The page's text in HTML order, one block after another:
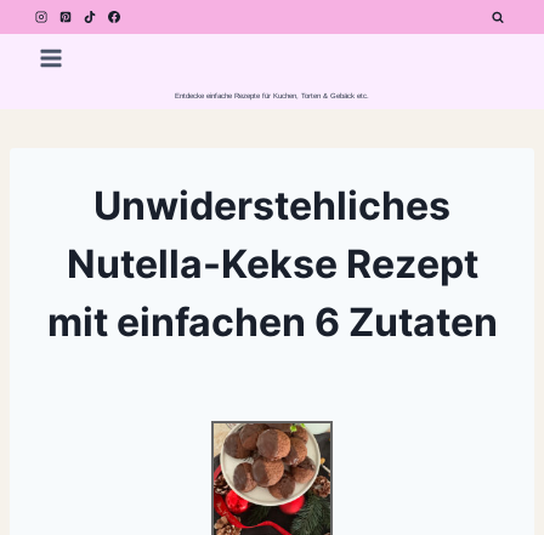
Zum
Inhalt
Entdecke einfache Rezepte für Kuchen, Torten & Gebäck etc.
Unwiderstehliches
Nutella-Kekse Rezept
mit einfachen 6 Zutaten